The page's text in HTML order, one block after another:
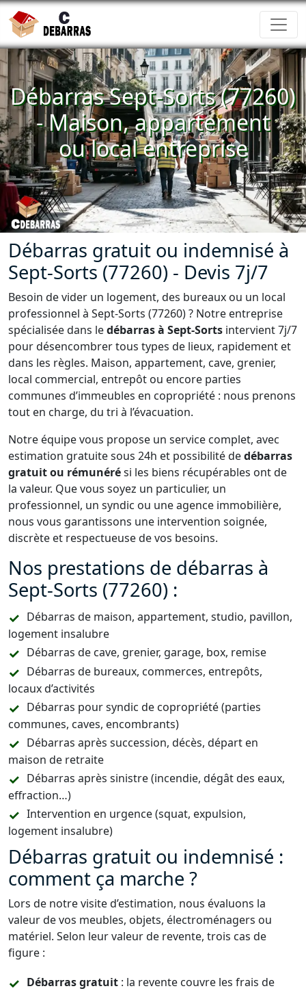
Débarras Sept-Sorts (77260)
- Maison, appartement
ou local entreprise
Débarras gratuit ou indemnisé à
Sept-Sorts (77260) - Devis 7j/7
Besoin de vider un logement, des bureaux ou un local
professionnel à Sept-Sorts (77260) ? Notre entreprise
spécialisée dans ledébarras à Sept-Sorts intervient 7j/7
pour désencombrer tous types de lieux, rapidement et
dans les règles. Maison, appartement, cave, grenier,
local commercial, entrepôt ou encore parties
communes d’immeubles en copropriété : nous prenons
tout en charge, du tri à l’évacuation.
Notre équipe vous propose un service complet, avec
estimation gratuite sous 24h et possibilité dedébarras
gratuit ou rémunérési les biens récupérables ont de
la valeur. Que vous soyez un particulier, un
professionnel, un syndic ou une agence immobilière,
nous vous garantissons une intervention soignée,
discrète et respectueuse de vos besoins.
Nos prestations de débarras à
Sept-Sorts (77260) :
Débarras de maison, appartement, studio, pavillon,
logement insalubre
Débarras de cave, grenier, garage, box, remise
Débarras de bureaux, commerces, entrepôts,
locaux d’activités
Débarras pour syndic de copropriété (parties
communes, caves, encombrants)
Débarras après succession, décès, départ en
maison de retraite
Débarras après sinistre (incendie, dégât des eaux,
effraction…)
Intervention en urgence (squat, expulsion,
logement insalubre)
Débarras gratuit ou indemnisé :
comment ça marche ?
Lors de notre visite d’estimation, nous évaluons la
valeur de vos meubles, objets, électroménagers ou
matériel. Selon leur valeur de revente, trois cas de
figure :
Débarras gratuit : la revente couvre les frais de